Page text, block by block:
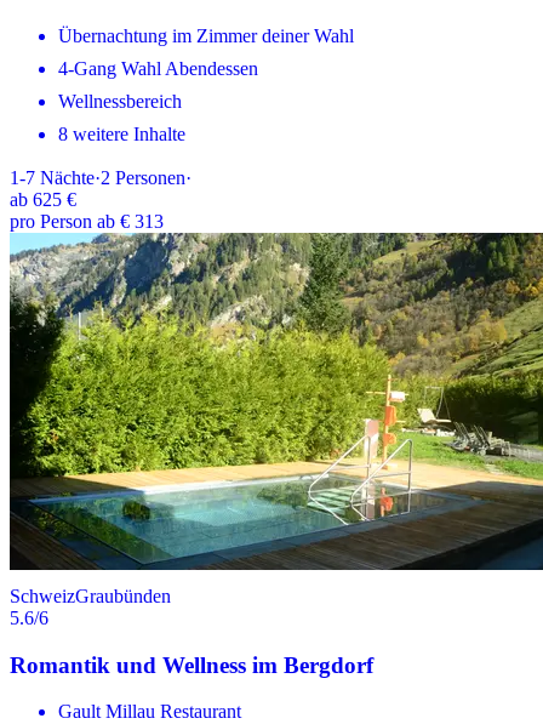
Übernachtung im Zimmer deiner Wahl
4-Gang Wahl Abendessen
Wellnessbereich
8 weitere Inhalte
1-7 Nächte·2 Personen·
ab 625 €
pro Person ab € 313
SchweizGraubünden
5.6/6
Romantik und Wellness im Bergdorf
Gault Millau Restaurant